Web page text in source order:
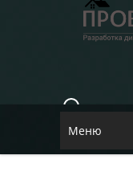
E-MAIL
Меню